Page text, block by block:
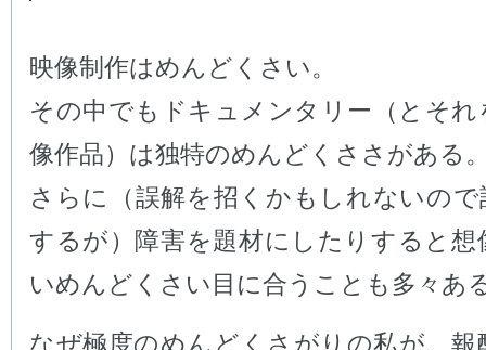
映像制作はめんどくさい。
その中でもドキュメンタリー（とそれ
像作品）は独特のめんどくささがある
さらに（誤解を招くかもしれないので
するが）障害を題材にしたりすると想
いめんどくさい目に合うことも多々あ
なぜ極度のめんどくさがりの私が、報